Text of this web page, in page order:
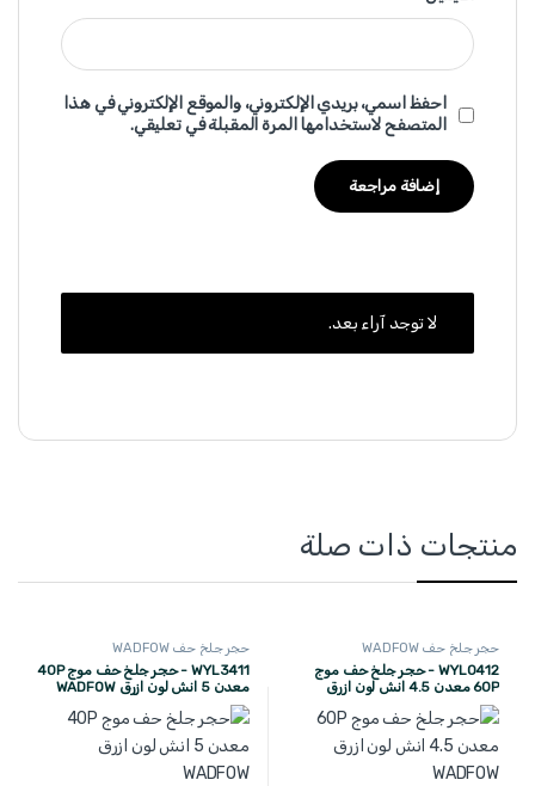
احفظ اسمي، بريدي الإلكتروني، والموقع الإلكتروني في هذا
المتصفح لاستخدامها المرة المقبلة في تعليقي.
لا توجد آراء بعد.
منتجات ذات صلة
حجر جلخ حف WADFOW
WYL0412 - حجر جلخ حف موج
60P معدن 4.5 انش لون ازرق
WADFOW
حجر جلخ حف WADFOW
WYL3411 - حجر جلخ حف موج 40P
معدن 5 انش لون ازرق WADFOW